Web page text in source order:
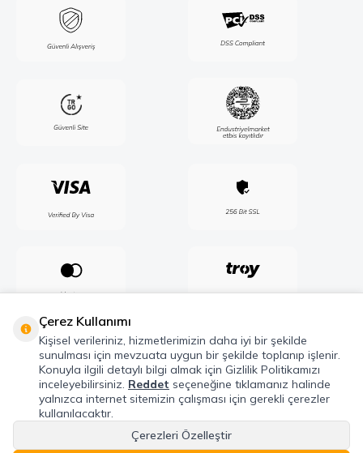
Telif Hakkı © 2026 Maxel Endüstri Elektrik Elektronik San. Tic. Şti. Tüm hakları
saklıdır.
Çerez Kullanımı
Kişisel verileriniz, hizmetlerimizin daha iyi bir şekilde
sunulması için mevzuata uygun bir şekilde toplanıp işlenir.
Konuyla ilgili detaylı bilgi almak için Gizlilik Politikamızı
inceleyebilirsiniz. Reddet seçeneğine tıklamanız halinde
yalnızca internet sitemizin çalışması için gerekli çerezler
kullanılacaktır.
Çerezleri Özelleştir